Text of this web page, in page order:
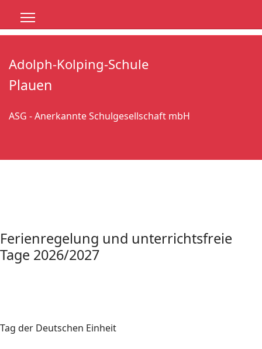
Adolph-Kolping-Schule
Plauen
ASG - Anerkannte Schulgesellschaft mbH
Ferienregelung und unterrichtsfreie
Tage 2026/2027
Tag der Deutschen Einheit